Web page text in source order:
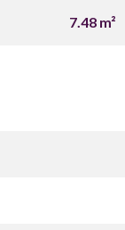
7.48 m²